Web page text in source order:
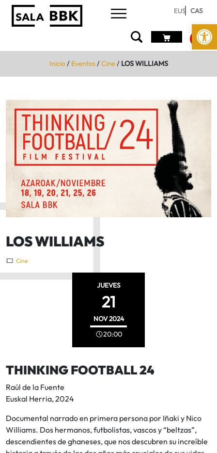
Abrir
EUS CAS
Inicio/ Eventos/Cine/ LOS WILLIAMS
LOS WILLIAMS
Cine
JUEVES
21
NOV2024
20:00
THINKING FOOTBALL 24
Raúl de la Fuente
Euskal Herria, 2024
Documental narrado en primera persona por Iñaki y Nico
Williams. Dos hermanos, futbolistas, vascos y “beltzas”,
descendientes de ghaneses, que nos descubren su increíble